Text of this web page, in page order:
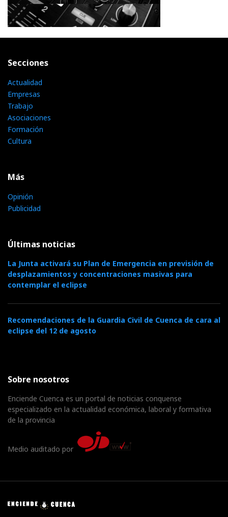
Secciones
Actualidad
Empresas
Trabajo
Asociaciones
Formación
Cultura
Más
Opinión
Publicidad
Últimas noticias
La Junta activará su Plan de Emergencia en previsión de
desplazamientos y concentraciones masivas para
contemplar el eclipse
Recomendaciones de la Guardia Civil de Cuenca de cara al
eclipse del 12 de agosto
Sobre nosotros
Enciende Cuenca es un portal de noticias conquense
especializado en la actualidad económica, laboral y formativa
de la provincia
Medio auditado por